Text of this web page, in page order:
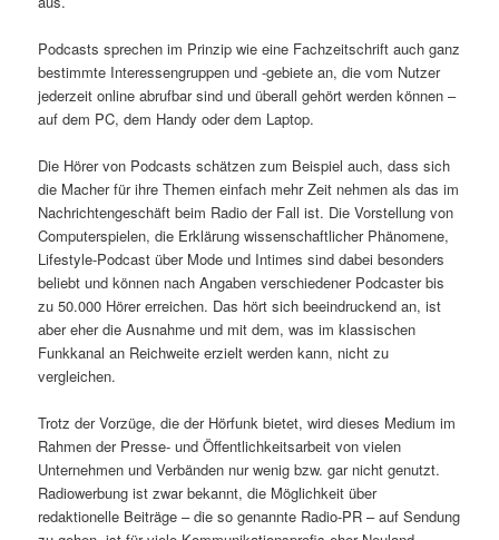
Podcasts sprechen im Prinzip wie eine Fachzeitschrift auch ganz
bestimmte Interessen­gruppen und -gebiete an, die vom Nutzer
jederzeit online abrufbar sind und überall gehört werden können –
auf dem PC, dem Handy oder dem Laptop.
Die Hörer von Podcasts schätzen zum Beispiel auch, dass sich
die Macher für ihre Themen einfach mehr Zeit nehmen als das im
Nachrichtengeschäft beim Radio der Fall ist. Die Vorstellung von
Computer­spielen, die Er­klärung wissenschaftlicher Phänomene,
Lifestyle-Podcast über Mode und Intimes sind dabei besonders
beliebt und können nach Angaben verschiedener Podcaster bis
zu 50.000 Hörer erreichen. Das hört sich beeindruckend an, ist
aber eher die Ausnahme und mit dem, was im klassischen
Funkkanal an Reichweite erzielt werden kann, nicht zu
vergleichen.
Trotz der Vorzüge, die der Hörfunk bietet, wird dieses Medium im
Rahmen der Presse- und Öffentlichkeitsarbeit von vielen
Unternehmen und Verbänden nur wenig bzw. gar nicht genutzt.
Radiowerbung ist zwar bekannt, die Möglichkeit über
redaktionelle Beiträge – die so genannte Radio-PR – auf Sendung